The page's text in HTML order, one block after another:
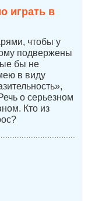
играть в
чтобы у
подвержены
бы не
в виду
о серьезном
Кто из